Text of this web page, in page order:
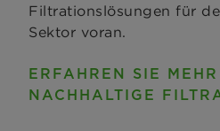
Filtrationslösungen für
Sektor voran.
ERFAHREN SIE
NACHHALTIGE